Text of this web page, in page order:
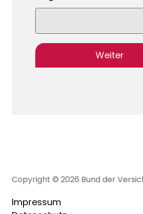
Weiter
Copyright © 2026 Bund der
Impressum